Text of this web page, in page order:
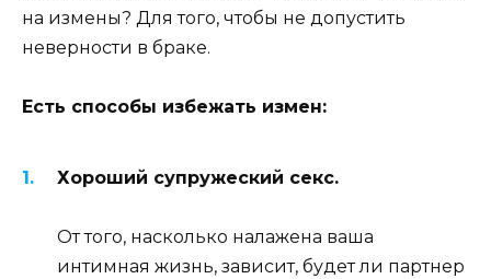
на измены? Для того, чтобы не допустить
неверности в браке.
Есть способы избежать измен:
Хороший супружеский секс.
От того, насколько налажена ваша
интимная жизнь, зависит, будет ли партнер